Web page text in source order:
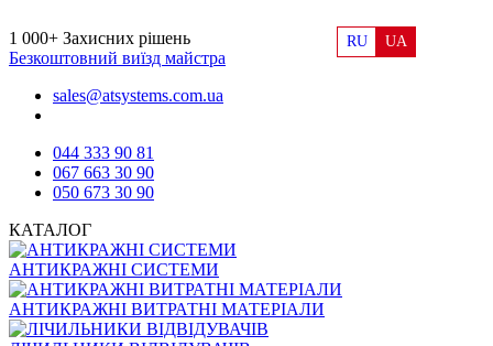
RU UA
1 000+ Захисних рішень
Безкоштовний виїзд майстра
sales@atsystems.com.ua
044 333 90 81
067 663 30 90
050 673 30 90
КАТАЛОГ
АНТИКРАЖНІ СИСТЕМИ
АНТИКРАЖНІ ВИТРАТНІ МАТЕРІАЛИ